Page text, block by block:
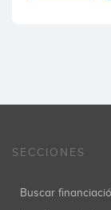
SECCIONES
Buscar